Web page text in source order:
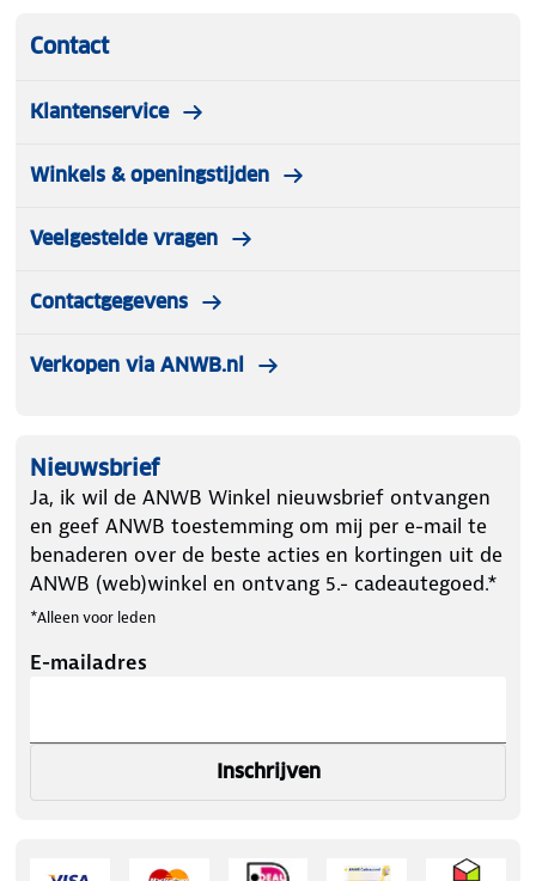
Contact
Klantenservice
Winkels & openingstijden
Veelgestelde vragen
Contactgegevens
Verkopen via ANWB.nl
Nieuwsbrief
Ja, ik wil de ANWB Winkel nieuwsbrief ontvangen
en geef ANWB toestemming om mij per e-mail te
benaderen over de beste acties en kortingen uit de
ANWB (web)winkel en ontvang 5.- cadeautegoed.*
*Alleen voor leden
E-mailadres
Inschrijven